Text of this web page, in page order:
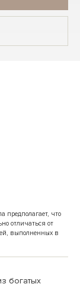
предполагает, что
отличаться от
выполненных в
богатых